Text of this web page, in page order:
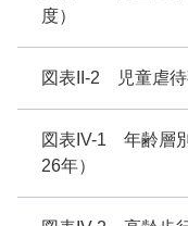
度）
図表II-2 児童虐待
図表IV-1 年齢層
26年）